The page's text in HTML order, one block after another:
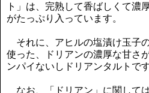
ト」は、完熟して香ばしくて濃
がたっぷり入っています。
それに、アヒルの塩漬け玉子
使った、ドリアンの濃厚な甘さ
ンパイないしドリアンタルトです
なお、「ドリアン」に関しては